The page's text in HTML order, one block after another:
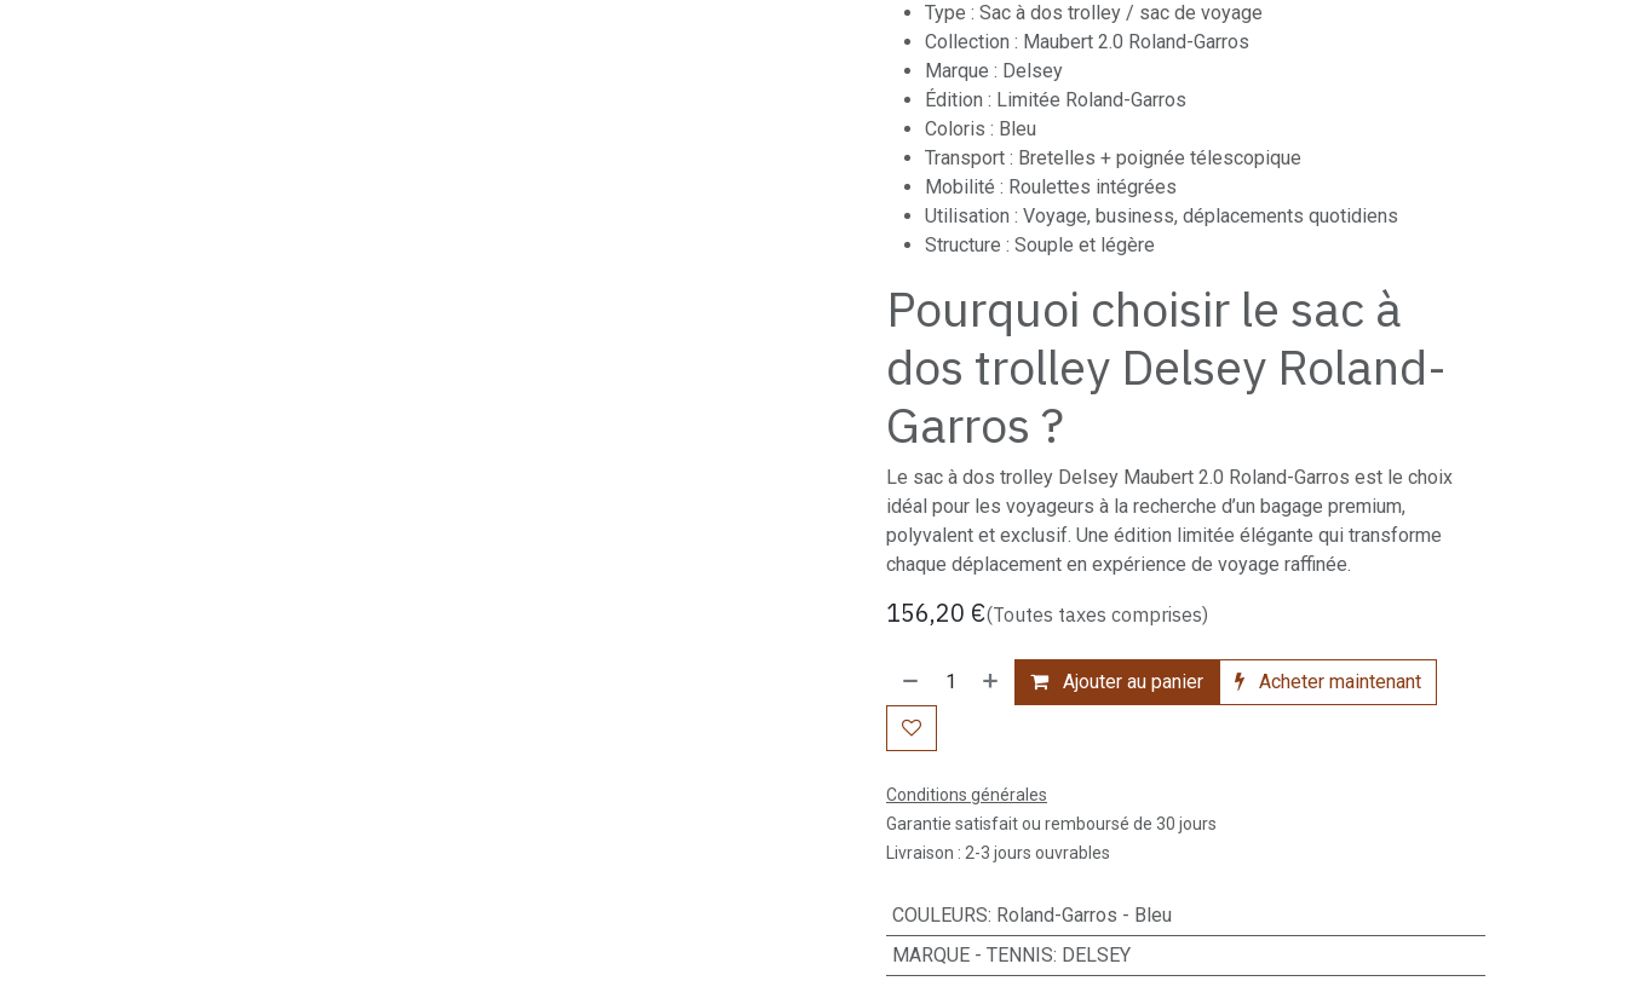
Type : Sac à dos trolley / sac de voyage
Collection : Maubert 2.0 Roland-Garros
Marque : Delsey
Édition : Limitée Roland-Garros
Coloris : Bleu
Transport : Bretelles + poignée télescopique
Mobilité : Roulettes intégrées
Utilisation : Voyage, business, déplacements quotidiens
Structure : Souple et légère
Pourquoi choisir le sac à
dos trolley Delsey Roland-
Garros ?
Le sac à dos trolley Delsey Maubert 2.0 Roland-Garros est le choix
idéal pour les voyageurs à la recherche d’un bagage premium,
polyvalent et exclusif. Une édition limitée élégante qui transforme
chaque déplacement en expérience de voyage raffinée.
156,20 €(Toutes taxes comprises)
Ajouter au panier Acheter maintenant
Conditions générales
Garantie satisfait ou remboursé de 30 jours
Livraison : 2-3 jours ouvrables
COULEURS: Roland-Garros - Bleu
MARQUE - TENNIS: DELSEY